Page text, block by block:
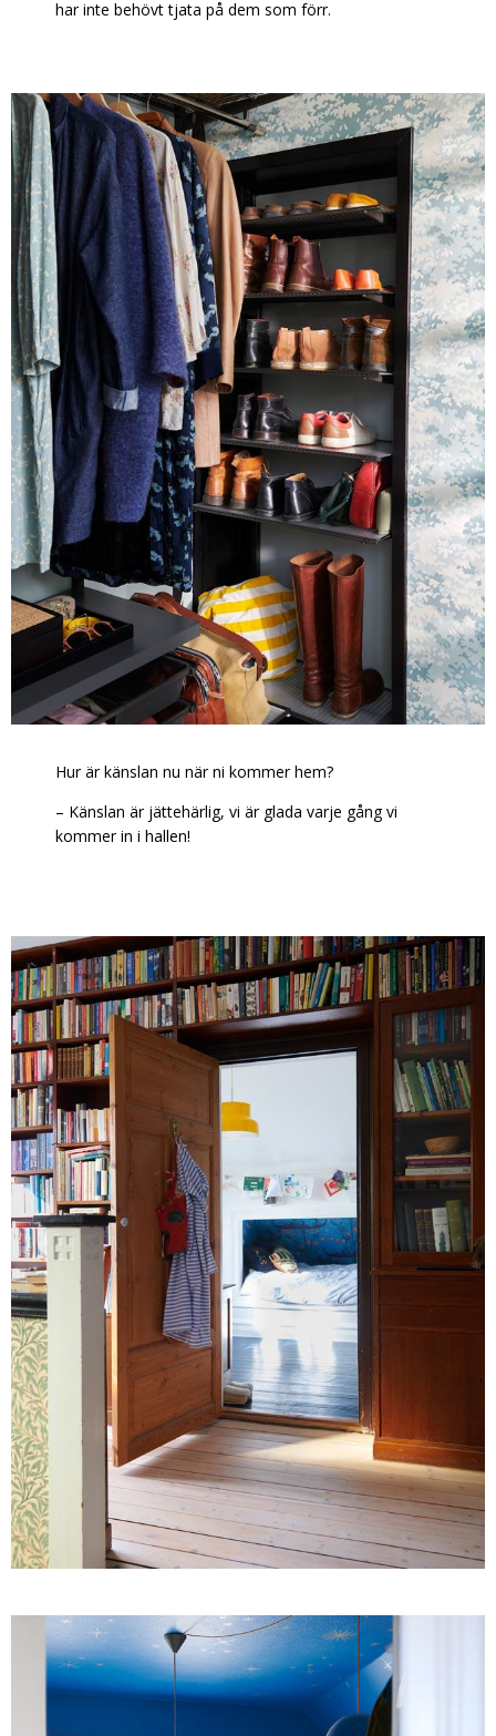
har inte behövt tjata på dem som förr.
Hur är känslan nu när ni kommer hem?
– Känslan är jättehärlig, vi är glada varje gång vi
kommer in i hallen!